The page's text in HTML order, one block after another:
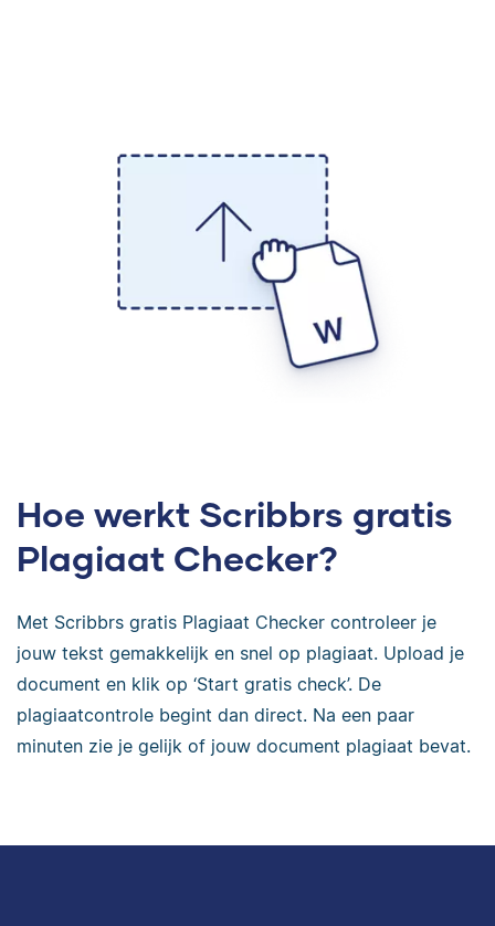
Hoe werkt Scribbrs gratis
Plagiaat Checker?
Met Scribbrs gratis Plagiaat Checker controleer je
jouw tekst gemakkelijk en snel op plagiaat. Upload je
document en klik op ‘Start gratis check’. De
plagiaatcontrole begint dan direct. Na een paar
minuten zie je gelijk of jouw document plagiaat bevat.